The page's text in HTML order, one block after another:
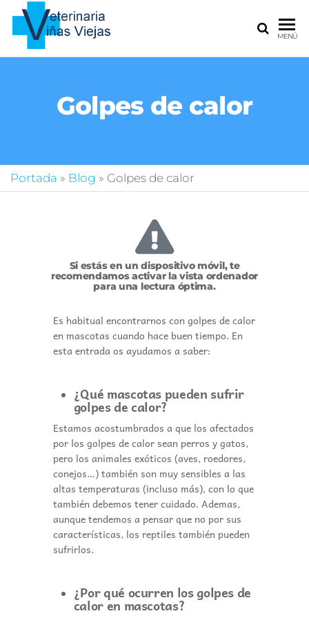
de todas
tus
MENÚ
Golpes de calor
Portada » Blog » Golpes de calor
Si estás en un dispositivo móvil, te
recomendamos activar la vista ordenador
para una lectura óptima.
Es habitual encontrarnos con golpes de calor
en mascotas cuando hace buen tiempo. En
esta entrada os ayudamos a saber:
¿Qué mascotas pueden sufrir
golpes de calor?
Estamos acostumbrados a que los afectados
por los golpes de calor sean perros y gatos,
pero los animales exóticos (aves, roedores,
conejos…) también son muy sensibles a las
altas temperaturas (incluso más), con lo que
también debemos tener cuidado. Ademas,
aunque tendemos a pensar que no por sus
características, los reptiles también pueden
sufrirlos.
¿Por qué ocurren los golpes de
calor en mascotas?